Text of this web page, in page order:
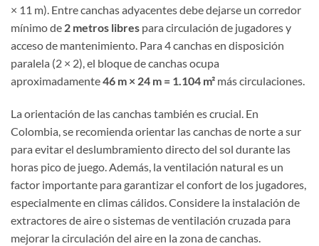
× 11 m). Entre canchas adyacentes debe dejarse un corredor
mínimo de 2 metros libres para circulación de jugadores y
acceso de mantenimiento. Para 4 canchas en disposición
paralela (2 × 2), el bloque de canchas ocupa
aproximadamente46 m × 24 m = 1.104 m² más circulaciones.
La orientación de las canchas también es crucial. En
Colombia, se recomienda orientar las canchas de norte a sur
para evitar el deslumbramiento directo del sol durante las
horas pico de juego. Además, la ventilación natural es un
factor importante para garantizar el confort de los jugadores,
especialmente en climas cálidos. Considere la instalación de
extractores de aire o sistemas de ventilación cruzada para
mejorar la circulación del aire en la zona de canchas.